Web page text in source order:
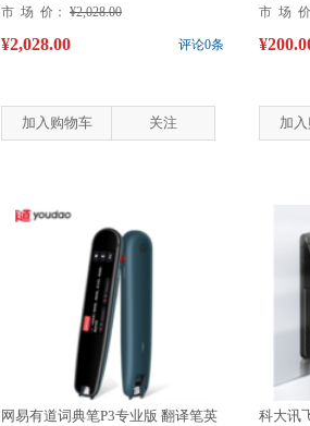
市 场 价： ¥2,028.00
评论0条
¥2,028.00
加入购物车 关注
市 场 价
加
网易有道词典笔P3专业版 翻译笔英
科大讯